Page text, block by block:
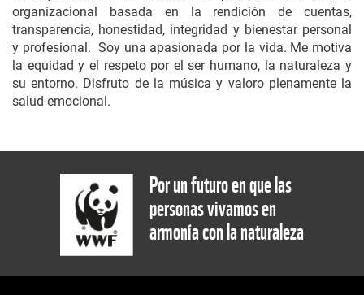
organizacional basada en la rendición de cuentas,
transparencia, honestidad, integridad y bienestar personal
y profesional. Soy una apasionada por la vida. Me motiva
la equidad y el respeto por el ser humano, la naturaleza y
su entorno. Disfruto de la música y valoro plenamente la
salud emocional.
Por un futuro en que las
personas vivamos en
armonía con la naturaleza